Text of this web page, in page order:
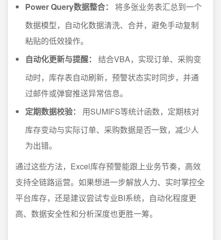
Power Query数据整合：
将多张业务表汇总到一个
数据模型，自动化数据清洗、合并，避免手动复制
粘贴的低效操作。
自动化更新与提醒：
结合VBA，实现订单、采购变
动时，库存表自动刷新，预警状态实时同步，并通
过邮件或弹窗推送异常信息。
定期数据校验：
用SUMIFS等统计函数，定期核对
库存变动与实际订单、采购数据是否一致，减少人
为出错。
通过这些方法，Excel库存预警能跟上业务节奏，高效
支持全链路运营。如果想进一步解放人力、实时掌控全
平台库存，还是建议尝试专业BI系统，自动化程度更
高、数据安全性和分析深度也更胜一筹。